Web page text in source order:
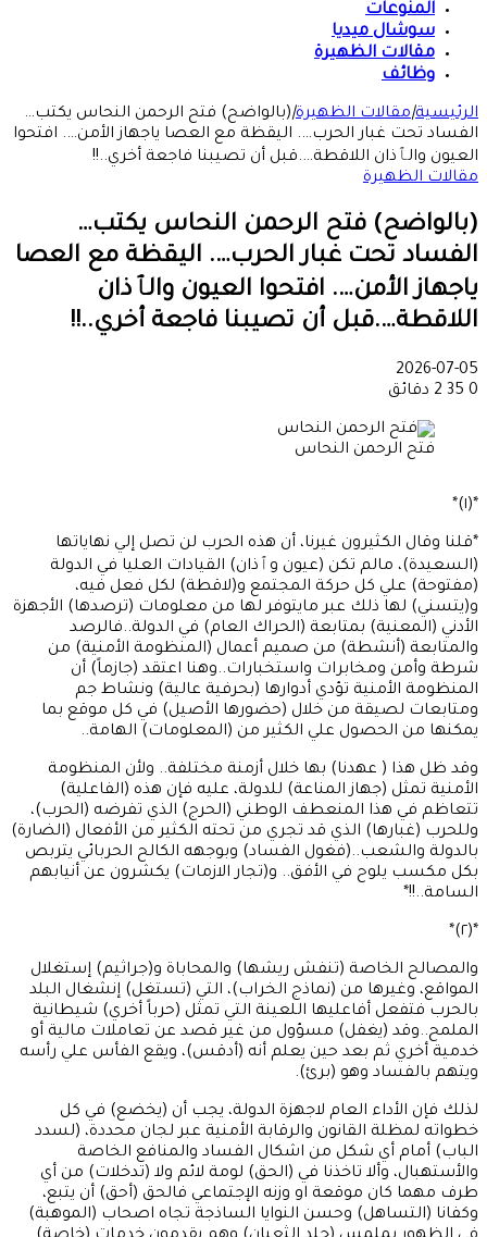
المنوعات
سوشال ميديا
مقالات الظهيرة
وظائف
الرئيسية|مقالات الظهيرة|(بالواضح) فتح الرحمن النحاس يكتب…
الفساد تحت غبار الحرب…. اليقظة مع العصا ياجهاز الأمن…. افتحوا
العيون والٱذان اللاقطة….قبل أن تصيبنا فاجعة أخري..!!
مقالات الظهيرة
(بالواضح) فتح الرحمن النحاس يكتب…
الفساد تحت غبار الحرب…. اليقظة مع العصا
ياجهاز الأمن…. افتحوا العيون والٱذان
اللاقطة….قبل أن تصيبنا فاجعة أخري..!!
2026-07-05
0
2 دقائق
فتح الرحمن النحاس
*(١)*
*قلنا وقال الكثيرون غيرنا، أن هذه الحرب لن تصل إلي نهاياتها
(السعيدة)، مالم تكن (عيون وٱذان) القيادات العليا في الدولة
(مفتوحة) علي كل حركة المجتمع و(لاقطة) لكل فعل فيه،
و(يتسني) لها ذلك عبر مايتوفر لها من معلومات (ترصدها) الأجهزة
الأدني (المعنية) بمتابعة (الحراك العام) في الدولة..فالرصد
والمتابعة (أنشطة) من صميم أعمال (المنظومة الأمنية) من
شرطة وأمن ومخابرات واستخبارات..وهنا اعتقد (جازماً) أن
المنظومة الأمنية تؤدي أدوارها (بحرفية عالية) ونشاط جم
ومتابعات لصيقة من خلال (حضورها الأصيل) في كل موقع بما
يمكنها من الحصول علي الكثير من (المعلومات) الهامة..
وقد ظل هذا ( عهدنا) بها خلال أزمنة مختلفة.. ولأن المنظومة
الأمنية تمثل (جهاز المناعة) للدولة، عليه فإن هذه (الفاعلية)
تتعاظم في هذا المنعطف الوطني (الحرج) الذي تفرضه (الحرب)،
وللحرب (غبارها) الذي قد تجري من تحته الكثير من الأفعال (الضارة)
بالدولة والشعب..(فغول الفساد) وبوجهه الكالح الحربائي يتربص
بكل مكسب يلوح في الأفق.. و(تجار الازمات) يكشرون عن أنيابهم
السامة..!!*
*(٢)*
والمصالح الخاصة (تنفش ريشها) والمحاباة و(جراثيم) إستغلال
المواقع، وغيرها من (نماذج الخراب)، التي (تستغل) إنشغال البلد
بالحرب فتفعل أفاعليها اللعينة التي تمثل (حرباً أخري) شيطانية
الملمح..وقد (يغفل) مسؤول من غير قصد عن تعاملات مالية أو
خدمية أخري ثم بعد حين يعلم أنه (أدقس)، ويقع الفأس علي رأسه
ويتهم بالفساد وهو (برئ).
لذلك فإن الأداء العام لاجهزة الدولة، يجب أن (يخضع) في كل
خطواته لمظلة القانون والرقابة الأمنية عبر لجان محددة، (لسدد
الباب) أمام أي شكل من اشكال الفساد والمنافع الخاصة
والأستهبال، وألا تاخذنا في (الحق) لومة لائم ولا (تدخلات) من أي
طرف مهما كان موقعة او وزنه الإجتماعي فالحق (أحق) أن يتبع،
وكفانا (التساهل) وحسن النوايا الساذجة تجاه اصحاب (الموهبة)